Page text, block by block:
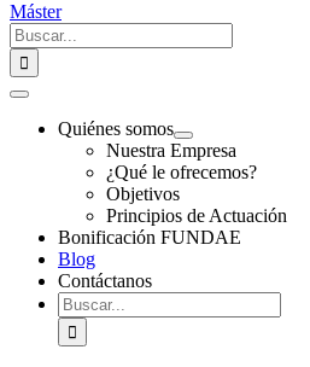
Máster
Buscar:
Toggle
NavigationQuiénes somos
Nuestra Empresa
¿Qué le ofrecemos?
Objetivos
Principios de Actuación
Bonificación FUNDAE
Blog
Contáctanos
Buscar: